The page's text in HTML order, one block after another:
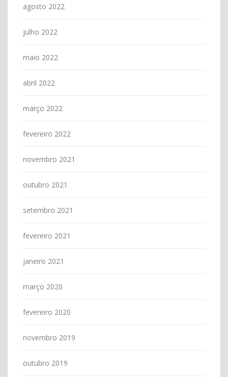
agosto 2022
julho 2022
maio 2022
abril 2022
março 2022
fevereiro 2022
novembro 2021
outubro 2021
setembro 2021
fevereiro 2021
janeiro 2021
março 2020
fevereiro 2020
novembro 2019
outubro 2019